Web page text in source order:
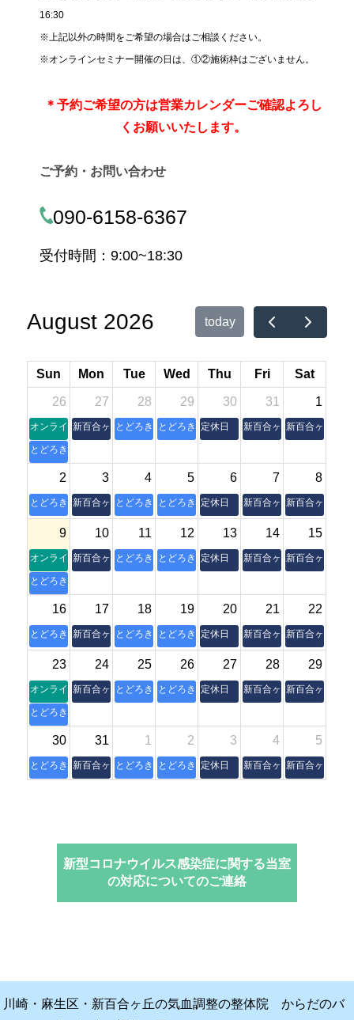
16:30
※上記以外の時間をご希望の場合はご相談ください。
※オンラインセミナー開催の日は、①②施術枠はございません。
＊ 予約ご希望の方は営業カレンダーご確認よろし
くお願いいたします。
ご予約・お問い合わせ
090-6158-6367
受付時間：9:00~18:30
August 2026 today
Sun Mon Tue Wed Thu Fri Sat
26
オンライン朝活操体法セミナー
とどろき縁側
27
新百合ヶ丘本室
28
とどろき縁側
29
とどろき縁側
30
定休日
31
新百合ヶ丘本室
1
新百合ヶ丘本室
2
とどろき縁側
3
新百合ヶ丘本室
4
とどろき縁側
5
とどろき縁側
6
定休日
7
新百合ヶ丘本室
8
新百合ヶ丘本室
9
オンライン朝活操体法セミナー
とどろき縁側
10
新百合ヶ丘本室
11
とどろき縁側
12
とどろき縁側
13
定休日
14
新百合ヶ丘本室
15
新百合ヶ丘本室
16
とどろき縁側
17
新百合ヶ丘本室
18
とどろき縁側
19
とどろき縁側
20
定休日
21
新百合ヶ丘本室
22
新百合ヶ丘本室
23
オンライン朝活操体法セミナー
とどろき縁側
24
新百合ヶ丘本室
25
とどろき縁側
26
とどろき縁側
27
定休日
28
新百合ヶ丘本室
29
新百合ヶ丘本室
30
とどろき縁側
31
新百合ヶ丘本室
1
とどろき縁側
2
とどろき縁側
3
定休日
4
新百合ヶ丘本室
5
新百合ヶ丘本室
新型コロナウイルス感染症に関する当室
の対応についてのご連絡
川崎・麻生区・新百合ヶ丘の気血調整の整体院 からだのバ